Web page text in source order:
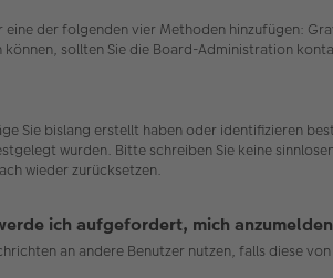
der folgenden vier Methoden hinzufügen:
können, sollten Sie die Board-Administration
Sie bislang erstellt haben oder identifizieren
wurden. Bitte schreiben Sie keine
wieder zurücksetzen.
ich aufgefordert, mich
an andere Benutzer nutzen, falls diese